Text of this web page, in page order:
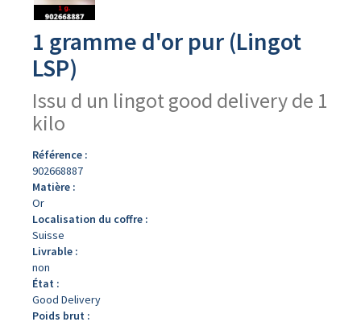
1 gramme d'or pur (Lingot
LSP)
Issu d un lingot good delivery de 1
kilo
Référence :
902668887
Matière :
Or
Localisation du coffre :
Suisse
Livrable :
non
État :
Good Delivery
Poids brut :